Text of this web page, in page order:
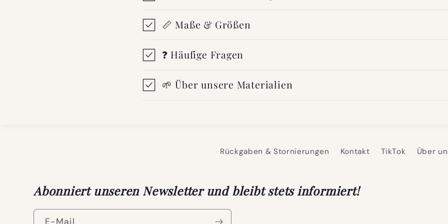
📏 Maße & Größen
❓ Häufige Fragen
🌱 Über unsere Materialien
Rückgaben & Stornierungen Kontakt TikTok Über
Abonniert unseren Newsletter und bleibt stets informiert!
E-Mail